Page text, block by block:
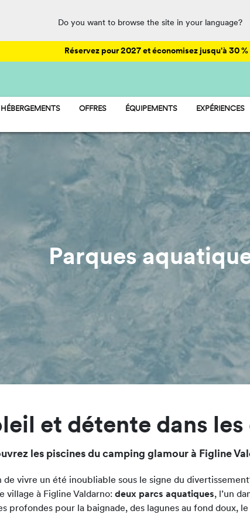
Do you want to browse the site in your language?
Réservez pour 2027 et économisez jusqu'à 30 %
HÉBERGEMENTS OFFRES ÉQUIPEMENTS
ANIMATION
PARQUES AQUATIQUES
RESTAURATION ET SUPÉRETTE
SPORT ET BIEN-ÊTRE
EXPÉRIENCES
Parques
et détente dans
les piscines du camping glamour à Figline
vivre un été inoubliable sous le signe du
village à Figline Valdarno:deux parcs aquatiques, l’un
profondes pour la baignade, des lagunes au fond doux,